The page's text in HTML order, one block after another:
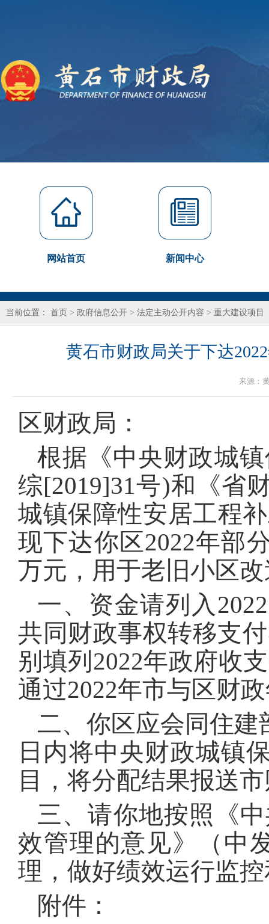
网站首页 新闻中心
当前位置： 首页 > 政府信息公开 > 法定主动公开内容 > 重大建设项目
黄石市财政局关于下达
来源：
区财政局：
根据《中央财政城
综[2019]31号)和《省
城镇保障性安居工程
现下达你区2022年
万元，用于老旧小区
一、资金请列入
共同财政事权转移支
别填列2022年政府收
通过2022年市与区财
二、你区应会同住建
日内将中央财政城镇
目，将分配结果报送
三、请你地按照《
效管理的意见》（中
理，做好绩效运行监
附件：